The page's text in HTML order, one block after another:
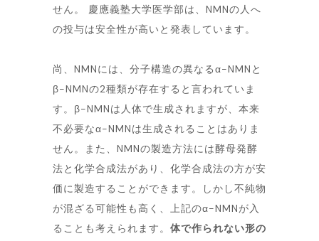
せん。 慶應義塾大学医学部は、NMNの人へ
の投与は安全性が高いと発表しています。
尚、NMNには、分子構造の異なるα-NMNと
β-NMNの2種類が存在すると言われていま
す。β-NMNは人体で生成されますが、本来
不必要なα-NMNは生成されることはありま
せん。また、NMNの製造方法には酵母発酵
法と化学合成法があり、化学合成法の方が安
価に製造することができます。しかし不純物
が混ざる可能性も高く、上記のα-NMNが入
ることも考えられます。 体で作られない形の